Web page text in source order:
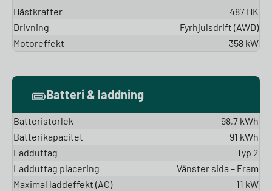
Hästkrafter
487 HK
Drivning
Fyrhjulsdrift (AWD)
Motoreffekt
358 kW
Batteri & laddning
Batteristorlek
98,7 kWh
Batterikapacitet
91 kWh
Ladduttag
Typ 2
Ladduttag placering
Vänster sida – Fram
Maximal laddeffekt (AC)
11 kW